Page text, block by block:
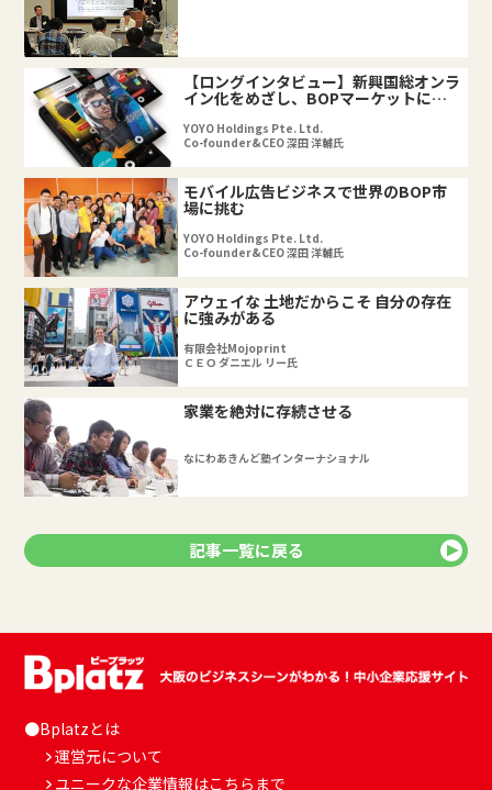
【ロングインタビュー】新興国総オンラ
イン化をめざし、BOPマーケットに挑
YOYO Holdings Pte. Ltd.
Co-founder&CEO 深田 洋輔氏
モバイル広告ビジネスで世界のBOP市
場に挑む
YOYO Holdings Pte. Ltd.
Co-founder&CEO 深田 洋輔氏
アウェイな 土地だからこそ 自分の存在
に強みがある
有限会社Mojoprint
ＣＥＯ ダニエル リー氏
家業を絶対に存続させる
なにわあきんど塾インターナショナル
記事一覧に戻る
●Bplatzとは
運営元について
ユニークな企業情報はこちらまで